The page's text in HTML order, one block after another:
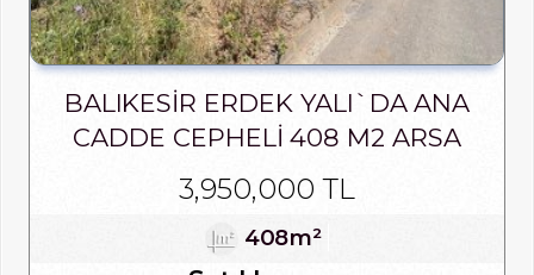
BALIKESIR ERDEK YALI`DA ANA
CADDE CEPHELI 408 M2 ARSA
3,950,000 TL
408m²